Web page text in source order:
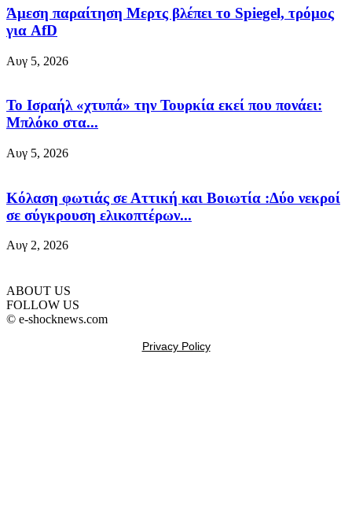
Άμεση παραίτηση Mερτς βλέπει το Spiegel, τρόμος
για AfD
Αυγ 5, 2026
Το Ισραήλ «χτυπά» την Τουρκία εκεί που πονάει:
Μπλόκο στα...
Αυγ 5, 2026
Κόλαση φωτιάς σε Αττική και Βοιωτία :Δύο νεκροί
σε σύγκρουση ελικοπτέρων...
Αυγ 2, 2026
ABOUT US
FOLLOW US
© e-shocknews.com
Privacy Policy